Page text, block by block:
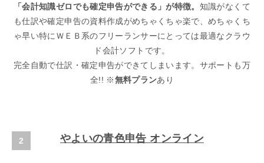
「会計知識ゼロでも確定申告ができる」が特徴。 知識がなくて
も仕訳や確定申告の資料作成がめちゃくちゃ楽で、めちゃくち
ゃ早い特にＷＥＢ系のフリーランサーにとっては最適なクラウ
ド会計ソフトです。
完全自動で仕訳・確定申告ができてしまいます。サポートも万
全!! ※無料プランあり
やよいの青色申告 オンライン